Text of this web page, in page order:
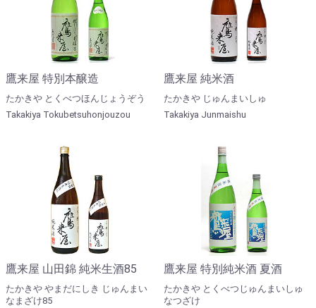
鷹来屋 特別本醸造
たかきや とくべつほんじょうぞう
Takakiya Tokubetsuhonjouzou
鷹来屋 純米酒
たかきや じゅんまいしゅ
Takakiya Junmaishu
鷹来屋 山田錦 純米生酒85
たかきや やまだにしき じゅんまい
なまざけ85
鷹来屋 特別純米酒 夏酒
たかきや とくべつじゅんまいしゅ
なつざけ